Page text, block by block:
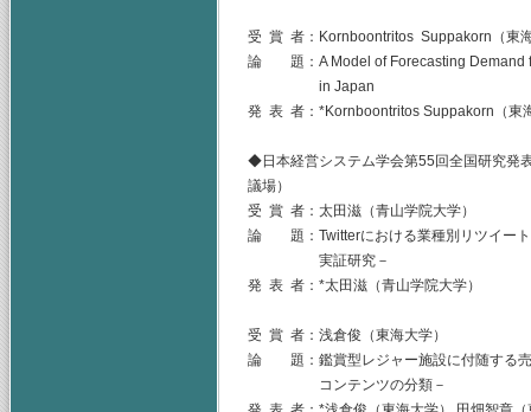
受 賞 者：Kornboontritos Suppakorn（東
論 題：A Model of Forecasting Demand
in Japan
発 表 者：*Kornboontritos Suppakorn（東
◆日本経営システム学会第55回全国研究発
議場）
受 賞 者：太田滋（青山学院大学）
論 題：Twitterにおける業種別リツイート
実証研究－
発 表 者：*太田滋（青山学院大学）
受 賞 者：浅倉俊（東海大学）
論 題：鑑賞型レジャー施設に付随する売
コンテンツの分類－